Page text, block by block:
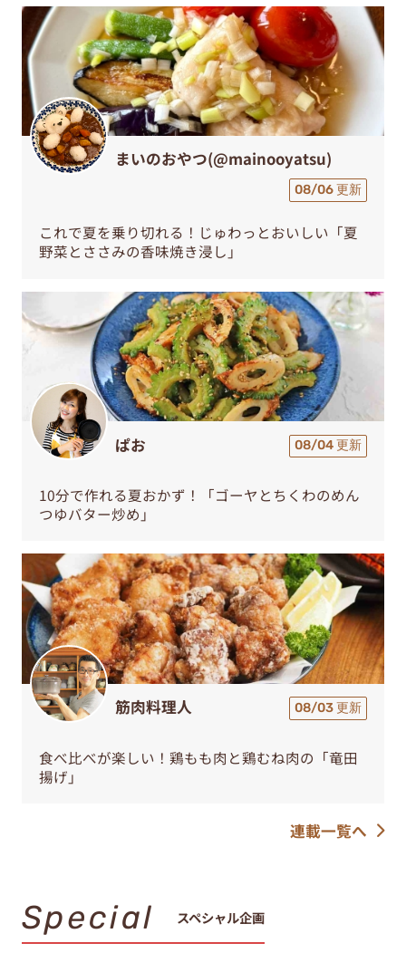
まいのおやつ(@mainooyatsu)
08/06 更新
これで夏を乗り切れる！じゅわっとおいしい「夏
野菜とささみの香味焼き浸し」
ぱお 08/04 更新
10分で作れる夏おかず！「ゴーヤとちくわのめん
つゆバター炒め」
筋肉料理人 08/03 更新
食べ比べが楽しい！鶏もも肉と鶏むね肉の「竜田
揚げ」
連載一覧へ
Special スペシャル企画